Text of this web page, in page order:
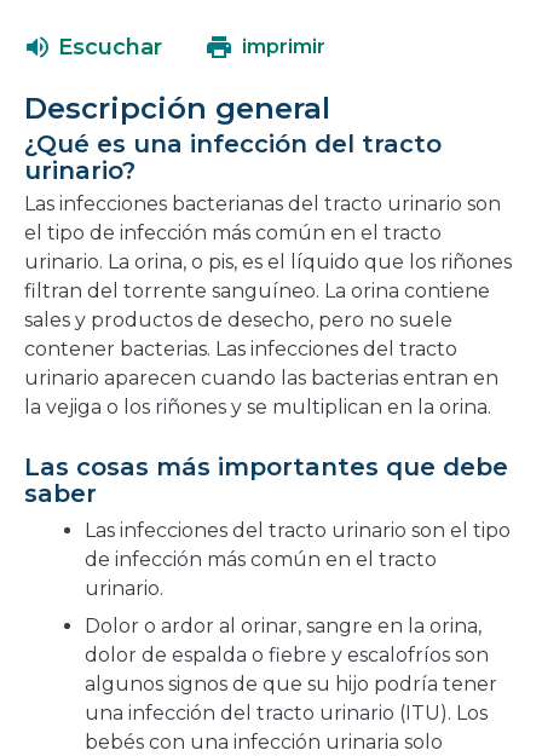
en
nueva
ventana
Escuchar imprimir
Descripción general
¿Qué es una infección del tracto
urinario?
Las infecciones bacterianas del tracto urinario son
el tipo de infección más común en el tracto
urinario. La orina, o pis, es el líquido que los riñones
filtran del torrente sanguíneo. La orina contiene
sales y productos de desecho, pero no suele
contener bacterias. Las infecciones del tracto
urinario aparecen cuando las bacterias entran en
la vejiga o los riñones y se multiplican en la orina.
Las cosas más importantes que debe
saber
Las infecciones del tracto urinario son el tipo
de infección más común en el tracto
urinario.
Dolor o ardor al orinar, sangre en la orina,
dolor de espalda o fiebre y escalofríos son
algunos signos de que su hijo podría tener
una infección del tracto urinario (ITU). Los
bebés con una infección urinaria solo